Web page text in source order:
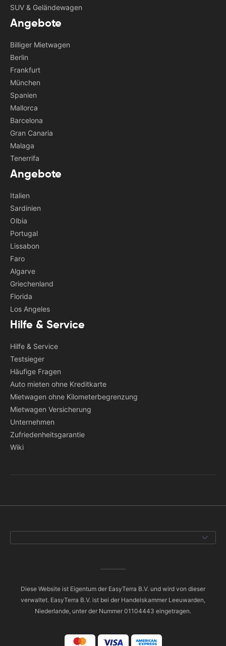
SUV & Geländewagen
Angebote
Billiger Mietwagen
Berlin
Frankfurt
München
Spanien
Mallorca
Barcelona
Gran Canaria
Malaga
Tenerrifa
Angebote
Italien
Sardinien
Olbia
Portugal
Lissabon
Faro
Algarve
Griechenland
Florida
Los Angeles
Hilfe & Service
Hilfe & Service
Testsieger
Häufige Fragen
Auto mieten ohne Kreditkarte
Mietwagen ohne Kilometerbegrenzung
Mietwagen Versicherung
Unternehmen
Zufriedenheitsgarantie
Wiki
Diese Website ist Eigentum der EasyTerra B.V. und wird von dieser
verwaltet. EasyTerra B.V. ist bei der Handelskammer Leeuwarden,
Niederlande, unter der Nummer 01104443 eingetragen.